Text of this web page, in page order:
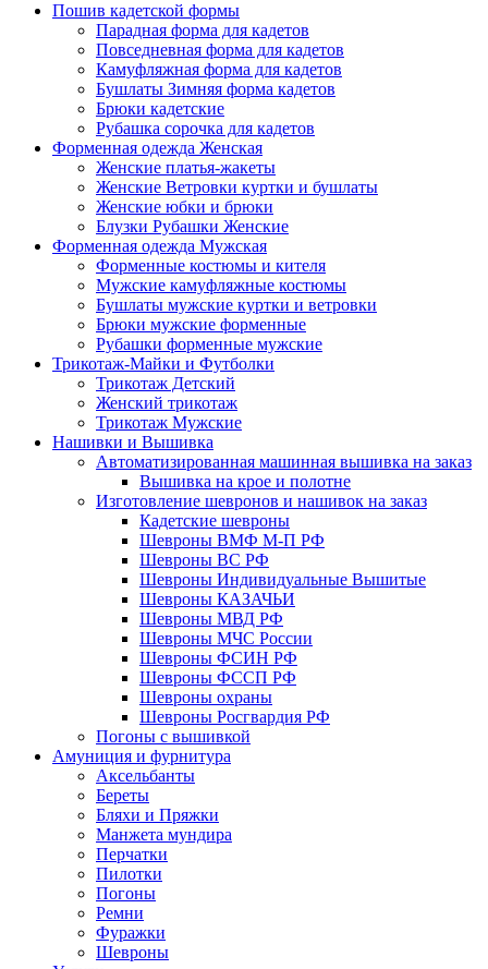
Пошив кадетской формы
Парадная форма для кадетов
Повседневная форма для кадетов
Камуфляжная форма для кадетов
Бушлаты Зимняя форма кадетов
Брюки кадетские
Рубашка сорочка для кадетов
Форменная одежда Женская
Женские платья-жакеты
Женские Ветровки куртки и бушлаты
Женские юбки и брюки
Блузки Рубашки Женские
Форменная одежда Мужская
Форменные костюмы и кителя
Мужские камуфляжные костюмы
Бушлаты мужские куртки и ветровки
Брюки мужские форменные
Рубашки форменные мужские
Трикотаж-Майки и Футболки
Трикотаж Детский
Женский трикотаж
Трикотаж Мужские
Нашивки и Вышивка
Автоматизированная машинная вышивка на заказ
Вышивка на крое и полотне
Изготовление шевронов и нашивок на заказ
Кадетские шевроны
Шевроны ВМФ М-П РФ
Шевроны ВС РФ
Шевроны Индивидуальные Вышитые
Шевроны КАЗАЧЬИ
Шевроны МВД РФ
Шевроны МЧС России
Шевроны ФСИН РФ
Шевроны ФССП РФ
Шевроны охраны
Шевроны Росгвардия РФ
Погоны с вышивкой
Амуниция и фурнитура
Аксельбанты
Береты
Бляхи и Пряжки
Манжета мундира
Перчатки
Пилотки
Погоны
Ремни
Фуражки
Шевроны